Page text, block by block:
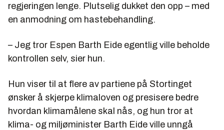
regjeringen lenge. Plutselig dukket den opp – med
en anmodning om hastebehandling.
– Jeg tror Espen Barth Eide egentlig ville beholde
kontrollen selv, sier hun.
Hun viser til at flere av partiene på Stortinget
ønsker å skjerpe klimaloven og presisere bedre
hvordan klimamålene skal nås, og hun tror at
klima- og miljøminister Barth Eide ville unngå